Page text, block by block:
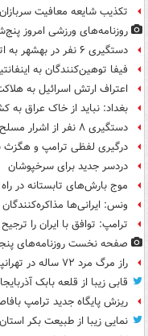
تکذیب شایعه معافیت
روزنامه‌های ورزشی امروز پنج‌شنبه ۱۵
دستگیری ۶ نفر در بهشهر به اتهام تشویش اذهان عمومی
فیفا توهین‌کنندگان به
اعتراف ارتش اسرائیل به هلاکت ۲ افسر در تله انفجاری
بغداد: نباید از خاک عراق
دستگیری ۸ نفر از اشرار مسلح شاخص و مرتبطین گروهک های تروریستی
درگیری لفظی ترامپ و هگزث
دردسر جدید برای سرخپوشان
موج بارش‌های تابستانه در راه ۱۱ استان
ونس: ایرانی‌ها
ترامپ: توافق با ایران را
صفحه نخست روزنامه‌های پنجشنبه ۱۵
راز مرگ مرد ۷۲ ساله در تهرانپارس فاش شد
قابی زیبا از قلعه بابک
ریزش پایگاه جدید ترامپ
نمایی زیبا از طبیعت بکر